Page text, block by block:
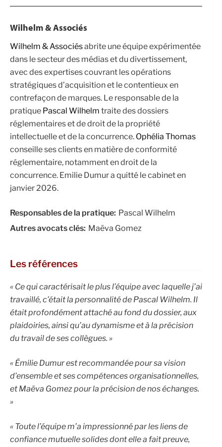
Wilhelm & Associés
Wilhelm & Associésabrite une équipe expérimentée
dans le secteur des médias et du divertissement,
avec des expertises couvrant les opérations
stratégiques d’acquisition et le contentieux en
contrefaçon de marques. Le responsable de la
pratique Pascal Wilhelm traite des dossiers
réglementaires et de droit de la propriété
intellectuelle et de la concurrence. Ophélia Thomas
conseille ses clients en matière de conformité
réglementaire, notamment en droit de la
concurrence. Emilie Dumura quitté le cabinet en
janvier 2026.
Responsables de la pratique: Pascal Wilhelm
Autres avocats clés: Maëva Gomez
Les références
« Ce qui caractérisait le plus l’équipe avec laquelle j’ai
travaillé, c’était la personnalité de Pascal Wilhelm. Il
était profondément attaché au fond du dossier, aux
plaidoiries, ainsi qu’au dynamisme et à la précision
du travail de ses collègues. »
« Émilie Dumur est recommandée pour sa vision
d’ensemble et ses compétences organisationnelles,
et Maëva Gomez pour la précision de nos échanges.
»
« Toute l’équipe m’a impressionné par les liens de
confiance mutuelle solides dont elle a fait preuve,